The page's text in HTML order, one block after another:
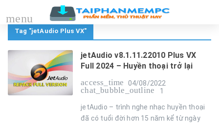
Tag "jetAudio Plus VX"
jetAudio v8.1.11.22010 Plus VX
Full 2024 – Huyền thoại trở lại
access_time
04/08/2022
chat_bubble_outline 1
jetAudio – trình nghe nhạc huyền thoại
đã có tuổi đời hơn 15 năm kể từ ngày
menu